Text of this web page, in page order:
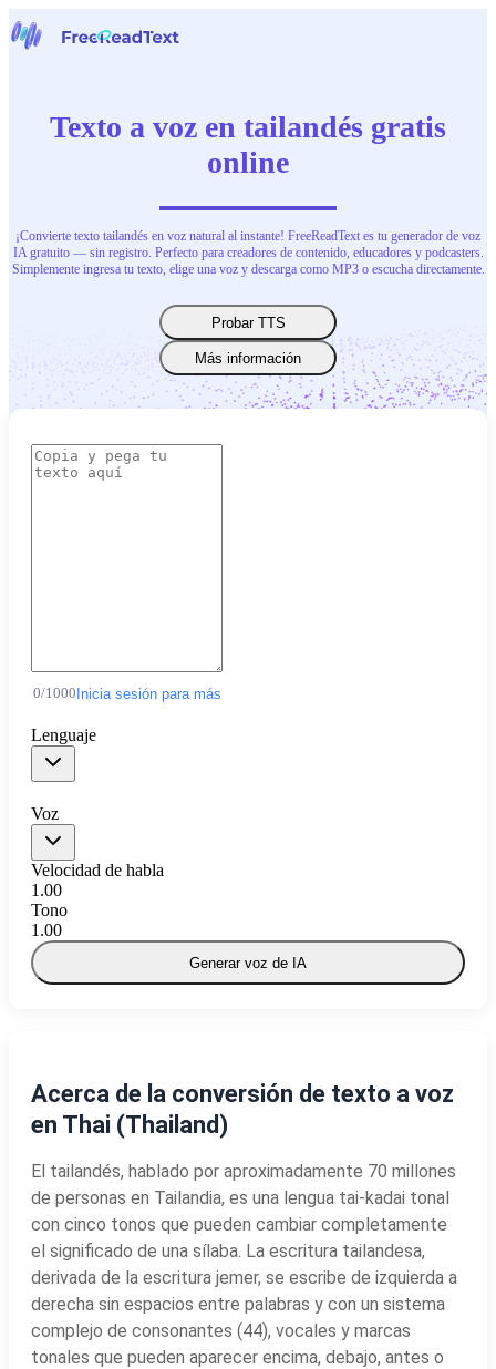
Herramientas
Español
Texto a voz en tailandés gratis
online
¡Convierte texto tailandés en voz natural al instante! FreeReadText es tu generador de voz
IA gratuito — sin registro. Perfecto para creadores de contenido, educadores y podcasters.
Simplemente ingresa tu texto, elige una voz y descarga como MP3 o escucha directamente.
Probar TTS
Más información
0/1000 Inicia sesión para más
Lenguaje
Voz
Velocidad de habla
1.00
Tono
1.00
Generar voz de IA
Acerca de la conversión de texto a voz
en Thai (Thailand)
El tailandés, hablado por aproximadamente 70 millones
de personas en Tailandia, es una lengua tai-kadai tonal
con cinco tonos que pueden cambiar completamente
el significado de una sílaba. La escritura tailandesa,
derivada de la escritura jemer, se escribe de izquierda a
derecha sin espacios entre palabras y con un sistema
complejo de consonantes (44), vocales y marcas
tonales que pueden aparecer encima, debajo, antes o